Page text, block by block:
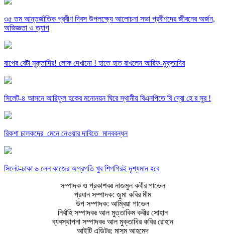
৩৫ তম আন্তর্জাতিক প্রবীণ দিবস উপলক্ষ্যে আলোচনা সভা প্রবীণদের জীবনের অর্জন,
অভিজ্ঞতা ও ত্যাগ
বাপের বেটা মুক্তাদির! লোক দেখানো ! হাতে হাত রাখলেন আরিফ-মুক্তাদির
সিলেট-৪ আসনে আরিফুল হকের মনোনয়ন ঘিরে স্থানীয় বিএনপিতে বি দ্রো হে র সুর !
রিকশা চালকদের মেনে নেওয়ার দাবিতে মানববন্ধন
সিলেট-ঢাকা ৬ লেন কাজের অগ্রগতি খুব শিগগিরই দৃশ্যমান হবে
সম্পাদক ও প্রকাশকঃ নাজমুল কবীর পাভেল
প্রধান সম্পাদক: জুমা কবির মীম
উপ সম্পাদক: আম্বিয়া পাভেল
নির্বাহি সম্পাদকঃ আল মুত্তাকিম কবীর সোহান
ব্যবস্থাপনা সম্পাদকঃ আল মুক্তাধির কবির রোহান
আইটি এডিটর: মাসুম আহমেদ